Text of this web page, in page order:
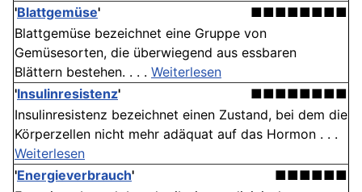
'Blattgemüse'
■■■■■■■■
Blattgemüse bezeichnet eine Gruppe von
Gemüsesorten, die überwiegend aus essbaren
Blättern bestehen. . . . Weiterlesen
'Insulinresistenz'
■■■■■■■■
Insulinresistenz bezeichnet einen Zustand, bei dem die
Körperzellen nicht mehr adäquat auf das Hormon . . .
Weiterlesen
'Energieverbrauch'
■■■■■■